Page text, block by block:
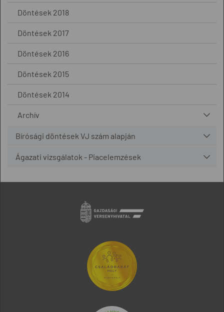
Döntések 2018
Döntések 2017
Döntések 2016
Döntések 2015
Döntések 2014
Archív
Bírósági döntések VJ szám alapján
Ágazati vizsgálatok - Piacelemzések